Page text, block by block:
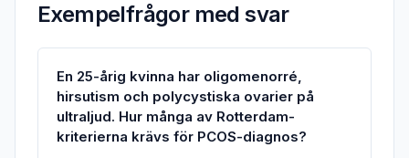
Exempelfrågor med svar
En 25-årig kvinna har oligomenorré,
hirsutism och polycystiska ovarier på
ultraljud. Hur många av Rotterdam-
kriterierna krävs för PCOS-diagnos?